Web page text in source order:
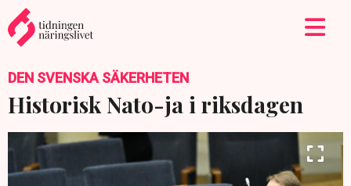
DEN SVENSKA SÄKERHETEN
Historisk Nato-ja i riksdagen